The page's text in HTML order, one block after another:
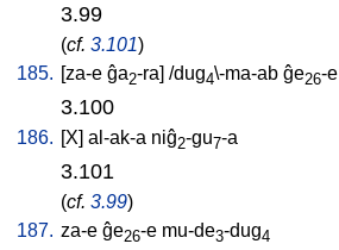
3.99
(cf. 3.101)
185. [za-e ĝa2-ra] /dug4\-ma-ab ĝe26-e
3.100
186. [X] al-ak-a niĝ2-gu7-a
3.101
(cf. 3.99)
187. za-e ĝe26-e mu-de3-dug4